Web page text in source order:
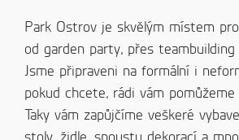
Park Ostrov je skvělým místem
od garden party, přes
Jsme připraveni na formální i
pokud chcete, rádi vám pomůžeme
Taky vám zapůjčíme veškeré